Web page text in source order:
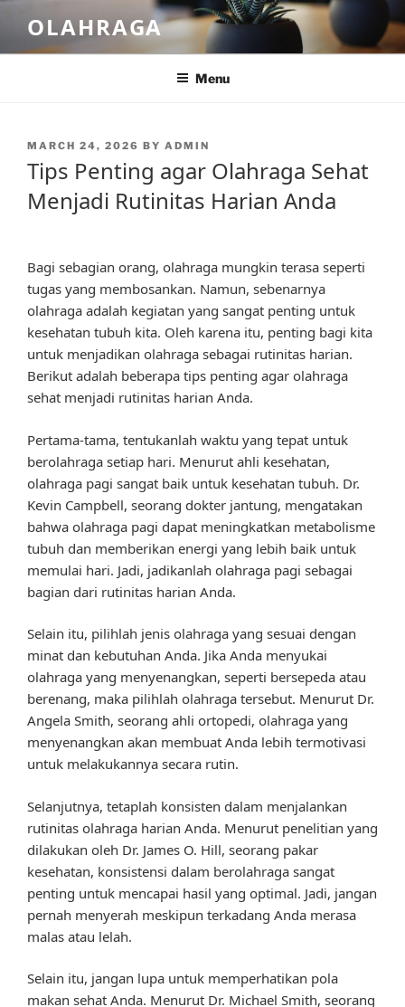
content
OLAHRAGA
Menu
POSTED
ON
MARCH 24, 2026 BY ADMIN
Tips Penting agar Olahraga Sehat
Menjadi Rutinitas Harian Anda
Bagi sebagian orang, olahraga mungkin terasa seperti
tugas yang membosankan. Namun, sebenarnya
olahraga adalah kegiatan yang sangat penting untuk
kesehatan tubuh kita. Oleh karena itu, penting bagi kita
untuk menjadikan olahraga sebagai rutinitas harian.
Berikut adalah beberapa tips penting agar olahraga
sehat menjadi rutinitas harian Anda.
Pertama-tama, tentukanlah waktu yang tepat untuk
berolahraga setiap hari. Menurut ahli kesehatan,
olahraga pagi sangat baik untuk kesehatan tubuh. Dr.
Kevin Campbell, seorang dokter jantung, mengatakan
bahwa olahraga pagi dapat meningkatkan metabolisme
tubuh dan memberikan energi yang lebih baik untuk
memulai hari. Jadi, jadikanlah olahraga pagi sebagai
bagian dari rutinitas harian Anda.
Selain itu, pilihlah jenis olahraga yang sesuai dengan
minat dan kebutuhan Anda. Jika Anda menyukai
olahraga yang menyenangkan, seperti bersepeda atau
berenang, maka pilihlah olahraga tersebut. Menurut Dr.
Angela Smith, seorang ahli ortopedi, olahraga yang
menyenangkan akan membuat Anda lebih termotivasi
untuk melakukannya secara rutin.
Selanjutnya, tetaplah konsisten dalam menjalankan
rutinitas olahraga harian Anda. Menurut penelitian yang
dilakukan oleh Dr. James O. Hill, seorang pakar
kesehatan, konsistensi dalam berolahraga sangat
penting untuk mencapai hasil yang optimal. Jadi, jangan
pernah menyerah meskipun terkadang Anda merasa
malas atau lelah.
Selain itu, jangan lupa untuk memperhatikan pola
makan sehat Anda. Menurut Dr. Michael Smith, seorang